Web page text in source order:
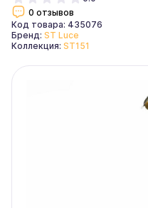
0 отзывов
Код товара: 435076
Бренд: ST Luce
Коллекция: ST151